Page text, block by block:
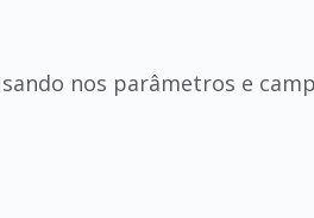
nos parâmetros e